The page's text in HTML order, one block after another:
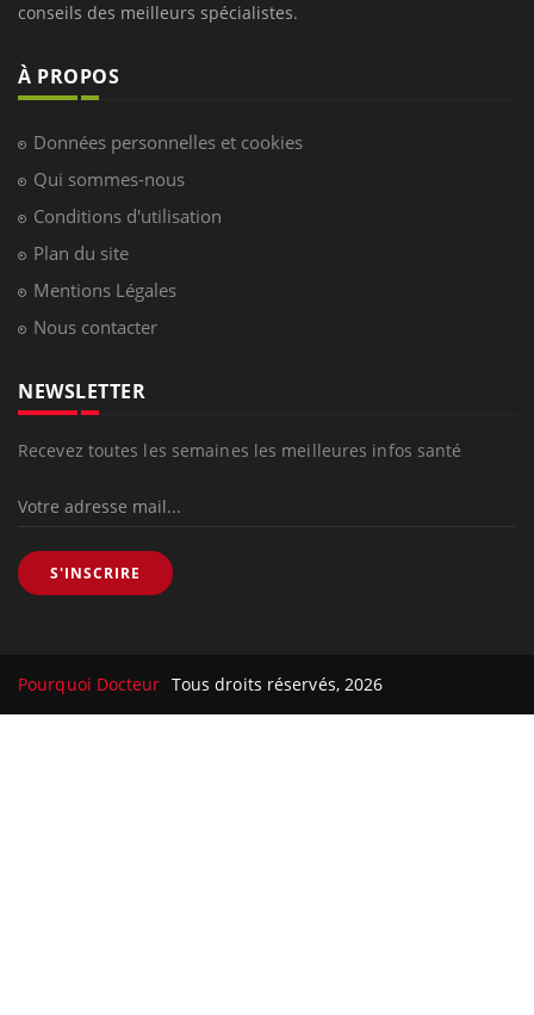
conseils des meilleurs spécialistes.
À PROPOS
Données personnelles et cookies
Qui sommes-nous
Conditions d'utilisation
Plan du site
Mentions Légales
Nous contacter
NEWSLETTER
Recevez toutes les semaines les meilleures infos santé
S'INSCRIRE
Pourquoi Docteur Tous droits réservés, 2026